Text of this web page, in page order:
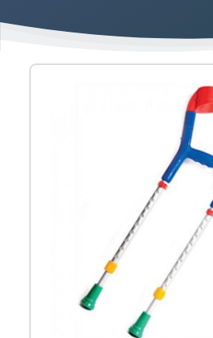
Product
Kinderkrukken